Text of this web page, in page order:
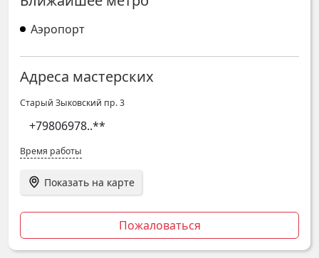
Аэропорт
Адреса мастерских
Старый Зыковский пр. 3
+79806978..**
Время работы
Показать на карте
Пожаловаться